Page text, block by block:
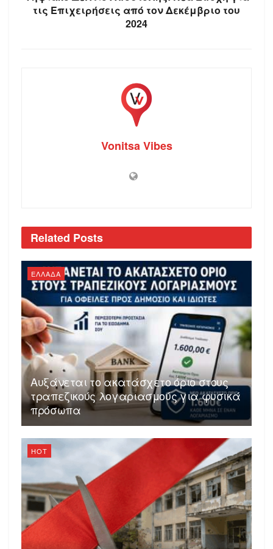
τις Επιχειρήσεις από τον Δεκέμβριο του
2024
Vonitsa Vibes
Related Posts
ΕΛΛΑΔΑ
Αυξάνεται το ακατάσχετο όριο στους
τραπεζικούς λογαριασμούς για φυσικά
πρόσωπα
HOT